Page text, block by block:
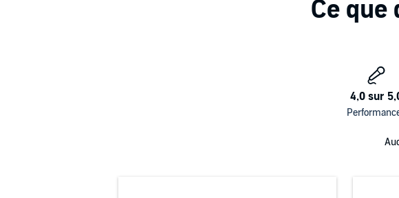
Irene Ochoa lucha por borrar las últimas huellas de un pasado
Amenazas, envidias, celos, discrepancias y un profundo odio.... Hay
©2017 Susana Rodríguez Lezaun; 2017, Penguin Random House Grupo